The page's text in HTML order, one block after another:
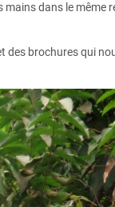
mains dans le même
des brochures qui
des mains
Samba-Oxfam